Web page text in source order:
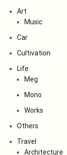
Art
Music
Car
Cultivation
Life
Meg
Mono
Works
Others
Travel
Architecture